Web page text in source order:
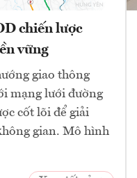
chiến lược
vững
giao thông
mạng lưới đường
cốt lõi để giải
gian. Mô hình